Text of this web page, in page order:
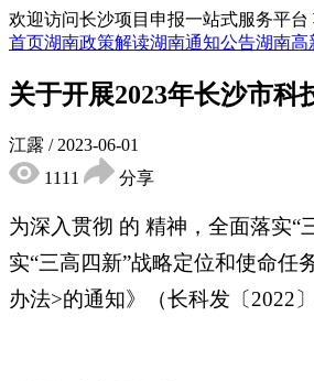
欢迎访问长沙项目申报一站式服务平台
首页湖南政策解读湖南通知公告湖南高
关于开展2023年长沙市
江露 / 2023-06-01
1111
分享
为深入贯彻 的 精神，全面落实
实“三高四新”战略定位和使命任
办法>的通知》（长科发〔2022